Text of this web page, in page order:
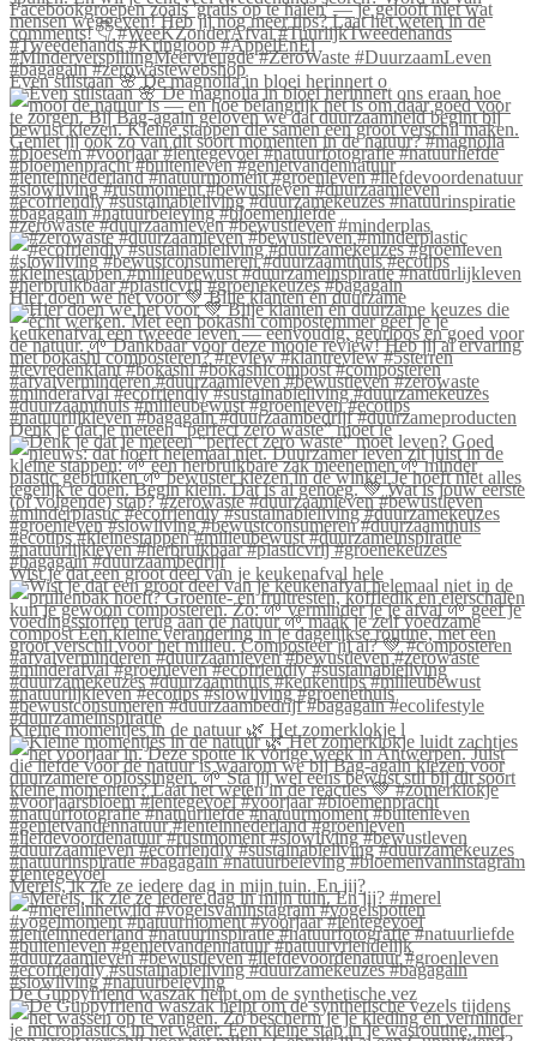
Even stilstaan 🌸 De magnolia in bloei herinnert o
#zerowaste #duurzaamleven #bewustleven #minderplas
Hier doen we het voor 💚 Blije klanten én duurzame
Denk je dat je meteen “perfect zero waste” moet le
Wist je dat een groot deel van je keukenafval hele
Kleine momentjes in de natuur 🌿 Het zomerklokje l
Merels, ik zie ze iedere dag in mijn tuin. En jij?
De Guppyfriend waszak helpt om de synthetische vez